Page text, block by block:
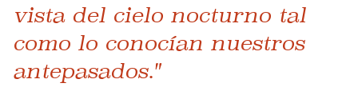
vista del cielo nocturno tal
como lo conocían nuestros
antepasados."